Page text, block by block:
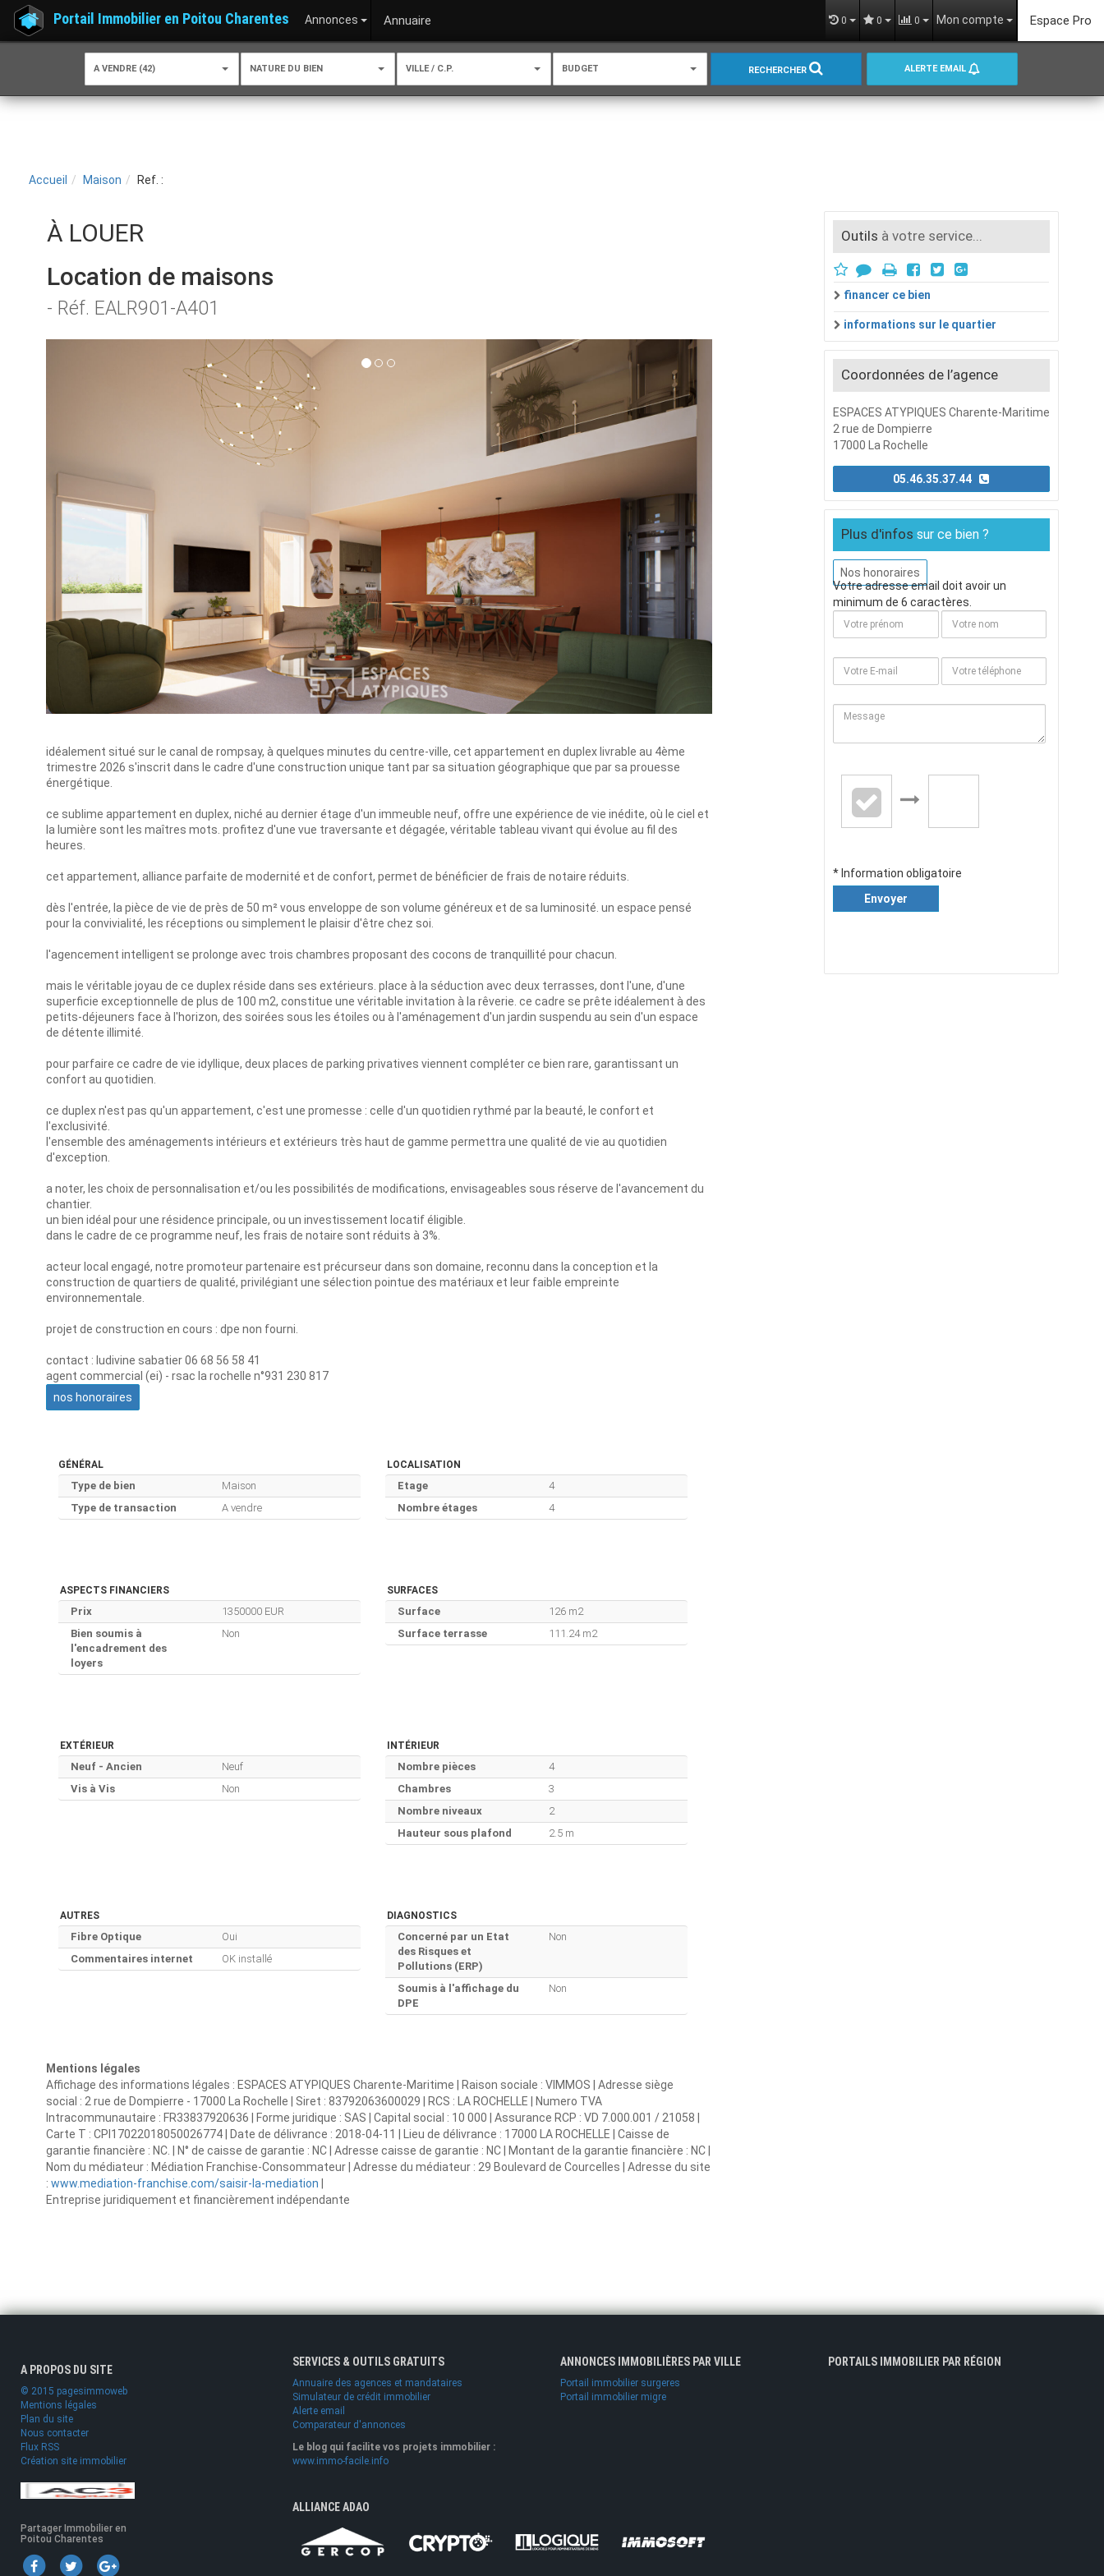
Portail Immobilier en Poitou Charentes Annonces Annuaire 0 0 0 Mon compte Espace Pro
A VENDRE (42) NATURE DU BIEN VILLE / C.P. BUDGET RECHERCHER ALERTE EMAIL
Accueil Maison Ref. :
À LOUER
Location de maisons
- Réf. EALR901-A401
idéalement situé sur le canal de rompsay, à quelques minutes du centre-ville, cet appartement en duplex livrable au 4ème
trimestre 2026 s'inscrit dans le cadre d'une construction unique tant par sa situation géographique que par sa prouesse
énergétique.
ce sublime appartement en duplex, niché au dernier étage d'un immeuble neuf, offre une expérience de vie inédite, où le ciel et
la lumière sont les maîtres mots. profitez d'une vue traversante et dégagée, véritable tableau vivant qui évolue au fil des
heures.
cet appartement, alliance parfaite de modernité et de confort, permet de bénéficier de frais de notaire réduits.
dès l'entrée, la pièce de vie de près de 50 m² vous enveloppe de son volume généreux et de sa luminosité. un espace pensé
pour la convivialité, les réceptions ou simplement le plaisir d'être chez soi.
l'agencement intelligent se prolonge avec trois chambres proposant des cocons de tranquillité pour chacun.
mais le véritable joyau de ce duplex réside dans ses extérieurs. place à la séduction avec deux terrasses, dont l'une, d'une
superficie exceptionnelle de plus de 100 m2, constitue une véritable invitation à la rêverie. ce cadre se prête idéalement à des
petits-déjeuners face à l'horizon, des soirées sous les étoiles ou à l'aménagement d'un jardin suspendu au sein d'un espace
de détente illimité.
pour parfaire ce cadre de vie idyllique, deux places de parking privatives viennent compléter ce bien rare, garantissant un
confort au quotidien.
ce duplex n'est pas qu'un appartement, c'est une promesse : celle d'un quotidien rythmé par la beauté, le confort et
l'exclusivité.
l'ensemble des aménagements intérieurs et extérieurs très haut de gamme permettra une qualité de vie au quotidien
d'exception.
a noter, les choix de personnalisation et/ou les possibilités de modifications, envisageables sous réserve de l'avancement du
chantier.
un bien idéal pour une résidence principale, ou un investissement locatif éligible.
dans le cadre de ce programme neuf, les frais de notaire sont réduits à 3%.
acteur local engagé, notre promoteur partenaire est précurseur dans son domaine, reconnu dans la conception et la
construction de quartiers de qualité, privilégiant une sélection pointue des matériaux et leur faible empreinte
environnementale.
projet de construction en cours : dpe non fourni.
contact : ludivine sabatier 06 68 56 58 41
agent commercial (ei) - rsac la rochelle n°931 230 817
nos honoraires
GÉNÉRAL
Type de bien
Maison
Type de transaction
A vendre
LOCALISATION
Etage
4
Nombre étages
4
ASPECTS FINANCIERS
Prix
1350000 EUR
Bien soumis à
l'encadrement des
loyers
Non
SURFACES
Surface
126 m2
Surface terrasse
111.24 m2
EXTÉRIEUR
Neuf - Ancien
Neuf
Vis à Vis
Non
INTÉRIEUR
Nombre pièces
4
Chambres
3
Nombre niveaux
2
Hauteur sous plafond
2.5 m
AUTRES
Fibre Optique
Oui
Commentaires internet
OK installé
DIAGNOSTICS
Concerné par un Etat
des Risques et
Pollutions (ERP)
Non
Soumis à l'affichage du
DPE
Non
Mentions légales
Affichage des informations légales : ESPACES ATYPIQUES Charente-Maritime | Raison sociale : VIMMOS | Adresse siège
social : 2 rue de Dompierre - 17000 La Rochelle | Siret : 83792063600029 | RCS : LA ROCHELLE | Numero TVA
Intracommunautaire : FR33837920636 | Forme juridique : SAS | Capital social : 10 000 | Assurance RCP : VD 7.000.001 / 21058 |
Carte T : CPI17022018050026774 | Date de délivrance : 2018-04-11 | Lieu de délivrance : 17000 LA ROCHELLE | Caisse de
garantie financière : NC. | N° de caisse de garantie : NC | Adresse caisse de garantie : NC | Montant de la garantie financière : NC |
Nom du médiateur : Médiation Franchise-Consommateur | Adresse du médiateur : 29 Boulevard de Courcelles | Adresse du site
: www.mediation-franchise.com/saisir-la-mediation
Entreprise juridiquement et financièrement indépendante
Outils à votre service...
financer ce bien
informations sur le quartier
Coordonnées de l’agence
ESPACES ATYPIQUES Charente-Maritime
2 rue de Dompierre
17000 La Rochelle
05.46.35.37.44
Plus d'infos sur ce bien ?
Nos honoraires
Votre adresse email doit avoir un
minimum de 6 caractères.
* Information obligatoire
Envoyer
A PROPOS DU SITE
© 2015 pagesimmoweb
Mentions légales
Plan du site
Nous contacter
Flux RSS
Création site immobilier
Partager Immobilier en
Poitou Charentes
SERVICES & OUTILS GRATUITS
Annuaire des agences et mandataires
Simulateur de crédit immobilier
Alerte email
Comparateur d'annonces
Le blog qui facilite vos projets immobilier :
www.immo-facile.info
ANNONCES IMMOBILIÈRES PAR VILLE
Portail immobilier surgeres
Portail immobilier migre
ALLIANCE ADAO
PORTAILS IMMOBILIER PAR RÉGION